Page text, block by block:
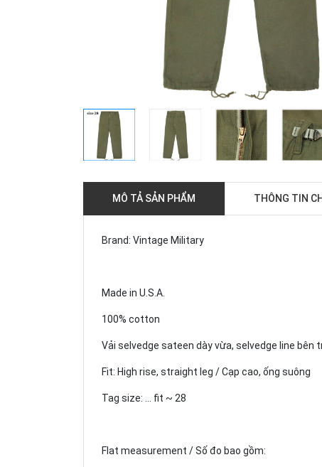
MÔ TẢ SẢN PHẨM THÔNG TIN
Brand: Vintage Military
Made in U.S.A.
100% cotton
Vải selvedge sateen dày vừa, selvedge line bên
Fit: High rise, straight leg / Cạp cao, ống suông
Tag size: ... fit ~ 28
Flat measurement / Số đo bao gồm: